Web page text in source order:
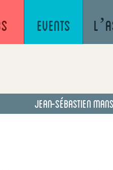
Events
Jean-sébastien